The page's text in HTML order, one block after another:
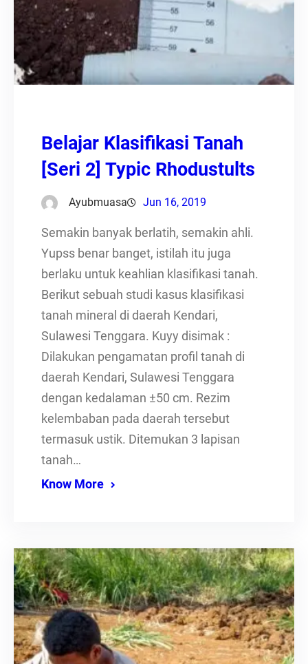
Belajar Klasifikasi Tanah
[Seri 2] Typic Rhodustults
Ayubmuasa Jun 16, 2019
Semakin banyak berlatih, semakin ahli.
Yupss benar banget, istilah itu juga
berlaku untuk keahlian klasifikasi tanah.
Berikut sebuah studi kasus klasifikasi
tanah mineral di daerah Kendari,
Sulawesi Tenggara. Kuyy disimak :
Dilakukan pengamatan profil tanah di
daerah Kendari, Sulawesi Tenggara
dengan kedalaman ±50 cm. Rezim
kelembaban pada daerah tersebut
termasuk ustik. Ditemukan 3 lapisan
tanah…
Know More